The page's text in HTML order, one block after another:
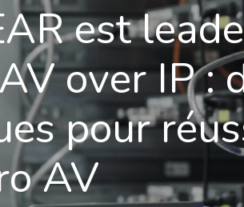
est
over IP :
pour
AV